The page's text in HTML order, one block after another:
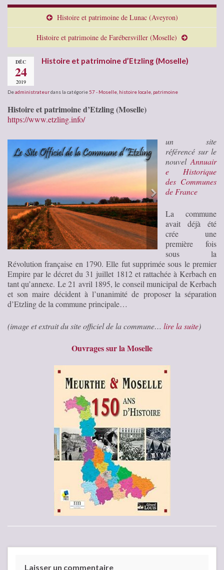
Histoire et patrimoine de Lunac (Aveyron)
Histoire et patrimoine de Farébersviller (Moselle)
DÉC
24
2019
Histoire et patrimoine d’Etzling (Moselle)
Deadministrateurdans la catégorie 57 - Moselle histoire locale patrimoine
Histoire et patrimoine d’Etzling (Moselle)
https://www.etzling.info/
un site
référencé sur le
nouvel Annuair
e Historique
des Communes
de France
La commune
avait déjà été
crée une
première fois
sous la
Révolution française en 1790. Elle fut supprimée sous le premier
Empire par le décret du 31 juillet 1812 et rattachée à Kerbach en
tant qu’annexe. Le 21 avril 1895, le conseil municipal de Kerbach
et son maire décident à l’unanimité de proposer la séparation
d’Etzling de la commune principale…
(image et extrait du site officiel de la commune… lire la suite)
Ouvrages sur la Moselle
Laisser un commentaire